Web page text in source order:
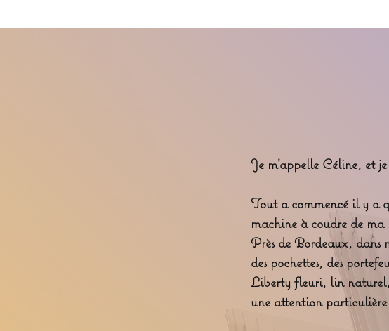
Je m’appelle Céline, et
Tout a commencé il y a
machine à coudre de
Près de Bordeaux, dans
des pochettes, des
Liberty fleuri, lin naturel,
une attention